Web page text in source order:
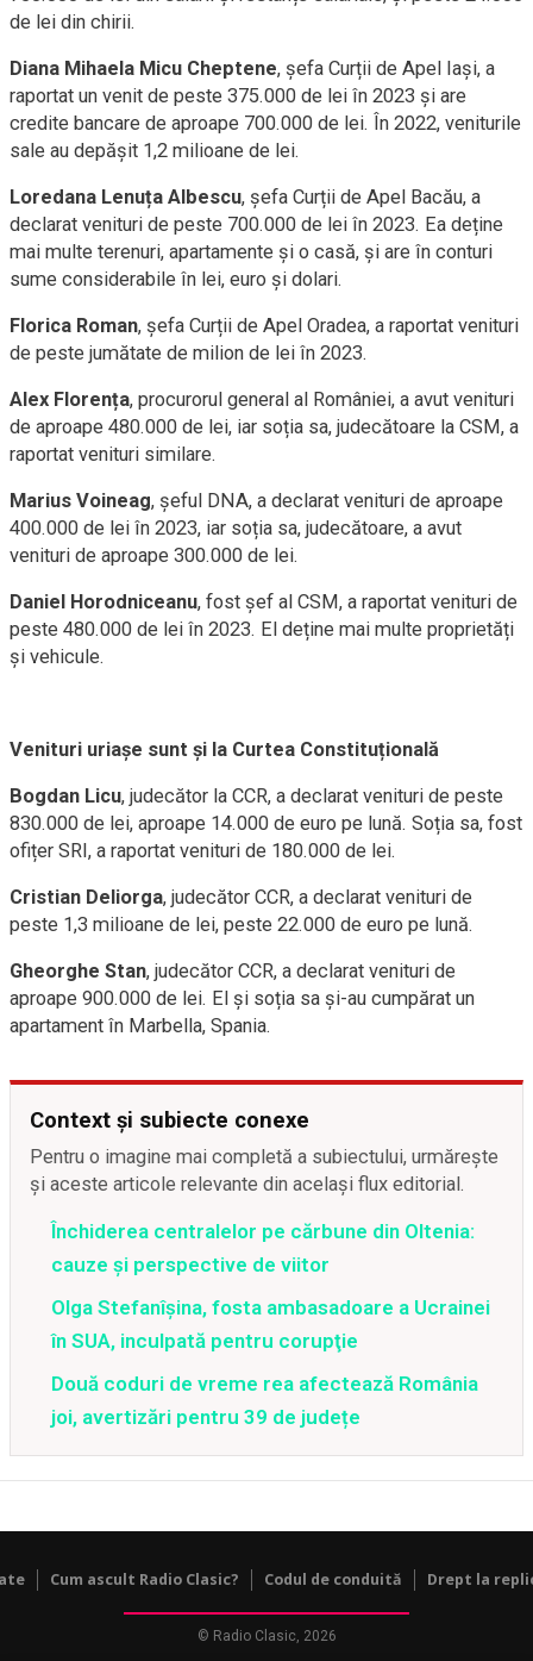
de lei din chirii.
Diana Mihaela Micu Cheptene, șefa Curții de Apel Iași, a
raportat un venit de peste 375.000 de lei în 2023 și are
credite bancare de aproape 700.000 de lei. În 2022, veniturile
sale au depășit 1,2 milioane de lei.
Loredana Lenuța Albescu, șefa Curții de Apel Bacău, a
declarat venituri de peste 700.000 de lei în 2023. Ea deține
mai multe terenuri, apartamente și o casă, și are în conturi
sume considerabile în lei, euro și dolari.
Florica Roman, șefa Curții de Apel Oradea, a raportat venituri
de peste jumătate de milion de lei în 2023.
Alex Florența, procurorul general al României, a avut venituri
de aproape 480.000 de lei, iar soția sa, judecătoare la CSM, a
raportat venituri similare.
Marius Voineag, șeful DNA, a declarat venituri de aproape
400.000 de lei în 2023, iar soția sa, judecătoare, a avut
venituri de aproape 300.000 de lei.
Daniel Horodniceanu, fost șef al CSM, a raportat venituri de
peste 480.000 de lei în 2023. El deține mai multe proprietăți
și vehicule.
Venituri uriașe sunt și la Curtea Constituțională
Bogdan Licu, judecător la CCR, a declarat venituri de peste
830.000 de lei, aproape 14.000 de euro pe lună. Soția sa, fost
ofițer SRI, a raportat venituri de 180.000 de lei.
Cristian Deliorga, judecător CCR, a declarat venituri de
peste 1,3 milioane de lei, peste 22.000 de euro pe lună.
Gheorghe Stan, judecător CCR, a declarat venituri de
aproape 900.000 de lei. El și soția sa și-au cumpărat un
apartament în Marbella, Spania.
Context și subiecte conexe
Pentru o imagine mai completă a subiectului, urmărește
și aceste articole relevante din același flux editorial.
Închiderea centralelor pe cărbune din Oltenia:
cauze și perspective de viitor
Olga Stefanîşina, fosta ambasadoare a Ucrainei
în SUA, inculpată pentru corupţie
Două coduri de vreme rea afectează România
joi, avertizări pentru 39 de județe
Cum ascult Radio Clasic? Codul de conduită Drept la
© Radio Clasic, 2026